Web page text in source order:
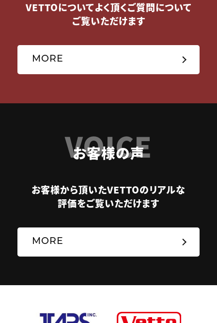
VETTOについてよく頂くご質問について
ご覧いただけます
MORE
VOICE
お客様の声
お客様から頂いたVETTOのリアルな
評価をご覧いただけます
MORE